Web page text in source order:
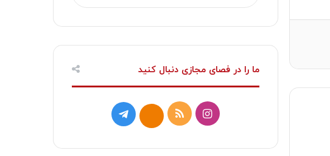
ما را در فصای مجازی دنبال کنید
ا
خ